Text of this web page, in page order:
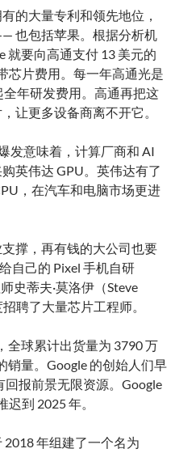
的大量专利和领先地位，
也包括苹果。根据分析机
就要向高通支付 13 美元的
芯片费用。每一年高通光是
全年研发费用。高通再把这
让更多设备商离不开它。
发意味着，计算厂商和 AI
英伟达 GPU。英伟达有了
，在汽车和电脑市场更进
撑，再有钱的大公司也要
自己的 Pixel 手机自研
史蒂夫·莫洛伊（Steve
聘了大量芯片工程师。
全球累计出货量为 3790 万
销量。Google 的创始人们早
报前景无限资源。Google
到 2025 年。
年组建了一个名为